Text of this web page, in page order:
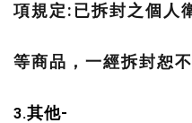
項規定:已拆封之個人
等商品，一經拆封恕
3.其他-